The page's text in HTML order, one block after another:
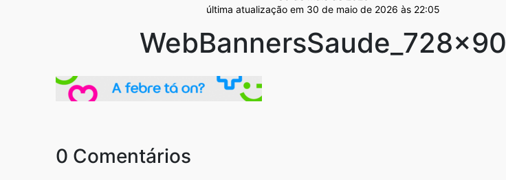
última atualização em 30 de maio de 2026 às 22:05
WebBannersSaude_728x90
0 Comentários